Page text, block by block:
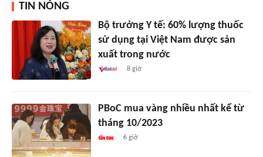
TIN NÓNG
Bộ trưởng Y tế: 60% lượng thuốc
sử dụng tại Việt Nam được sản
xuất trong nước
8 giờ
PBoC mua vàng nhiều nhất kể từ
tháng 10/2023
6 giờ